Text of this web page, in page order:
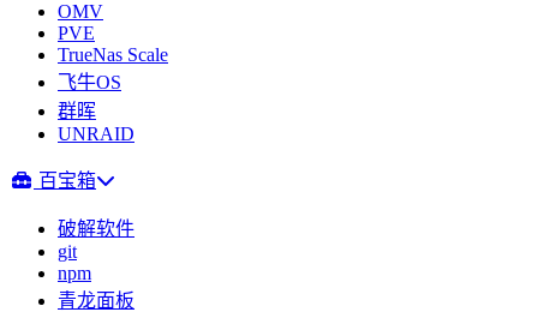
OMV
PVE
TrueNas Scale
飞牛OS
群晖
UNRAID
百宝箱
破解软件
git
npm
青龙面板